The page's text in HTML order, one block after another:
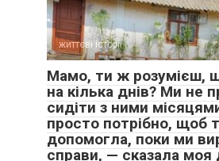
життєві історії
Мамо, ти ж розумієш,
на кілька днів? Ми не
сидіти з ними
просто потрібно, щоб
допомогла, поки ми
справи, — сказала моя